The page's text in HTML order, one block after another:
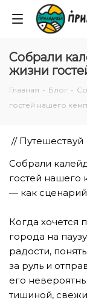
Собрали
жизни
Главная - Блог -
гостей нашего
// Путешествуй
Собрали
гостей нашего
— как
Когда хочется
города на
радости,
за руль и
его
тишиной,